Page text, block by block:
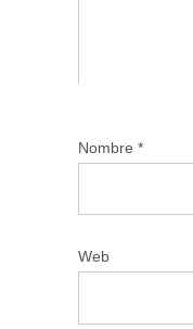
Nombre *
Web